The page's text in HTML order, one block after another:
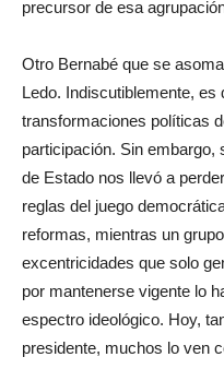
precursor de esa
Otro Bernabé que se
Ledo. Indiscutiblemente, es
transformaciones políticas
participación. Sin
de Estado nos llevó a
reglas del juego
reformas, mientras un
excentricidades que solo
por mantenerse vigente lo
espectro ideológico. Hoy,
presidente, muchos lo ven